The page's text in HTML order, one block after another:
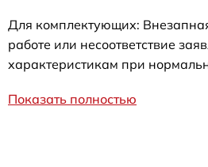
Для комплектующих:
работе или несоответствие
характеристикам при
Показать полностью